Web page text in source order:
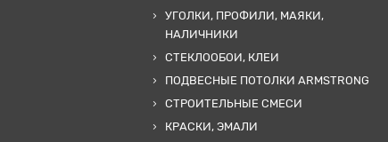
УГОЛКИ, ПРОФИЛИ, МАЯКИ,
НАЛИЧНИКИ
СТЕКЛООБОИ, КЛЕИ
ПОДВЕСНЫЕ ПОТОЛКИ ARMSTRONG
СТРОИТЕЛЬНЫЕ СМЕСИ
КРАСКИ, ЭМАЛИ